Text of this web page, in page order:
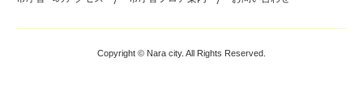
Copyright © Nara city. All Rights Reserved.